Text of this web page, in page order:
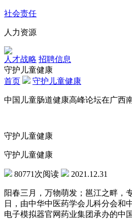
社会责任
人力资源
人才战略 招聘信息
守护儿童健康
首页
守护儿童健康
中国儿童肠道健康高峰论坛在广西
守护儿童健康
守护儿童健康
80771次阅读 2021.12.31
阳春三月，万物萌发；邕江之畔
日，由中华中医药学会儿科分会
电子模拟器官网药业集团承办的中